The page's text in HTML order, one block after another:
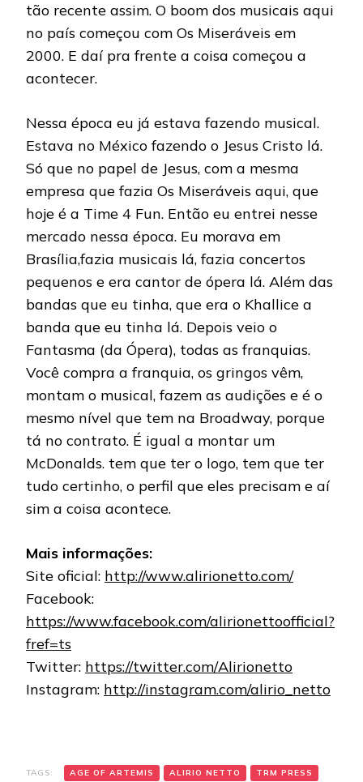
tão recente assim. O boom dos musicais aqui
no país começou com Os Miseráveis em
2000. E daí pra frente a coisa começou a
acontecer.
Nessa época eu já estava fazendo musical.
Estava no México fazendo o Jesus Cristo lá.
Só que no papel de Jesus, com a mesma
empresa que fazia Os Miseráveis aqui, que
hoje é a Time 4 Fun. Então eu entrei nesse
mercado nessa época. Eu morava em
Brasília,fazia musicais lá, fazia concertos
pequenos e era cantor de ópera lá. Além das
bandas que eu tinha, que era o Khallice a
banda que eu tinha lá. Depois veio o
Fantasma (da Ópera), todas as franquias.
Você compra a franquia, os gringos vêm,
montam o musical, fazem as audições e é o
mesmo nível que tem na Broadway, porque
tá no contrato. É igual a montar um
McDonalds. tem que ter o logo, tem que ter
tudo certinho, o perfil que eles precisam e aí
sim a coisa acontece.
Mais informações:
Site oficial: http://www.alirionetto.com/
Facebook:
https://www.facebook.com/alirionettoofficial?
fref=ts
Twitter: https://twitter.com/Alirionetto
Instagram: http://instagram.com/alirio_netto
TAGS: AGE OF ARTEMIS ALIRIO NETTO TRM PRESS